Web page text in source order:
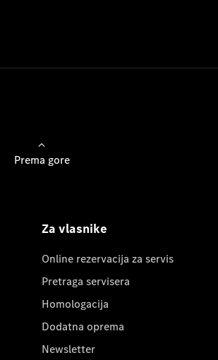
Prema gore
Za vlasnike
Online rezervacija za servis
Pretraga servisera
Homologacija
Dodatna oprema
Newsletter